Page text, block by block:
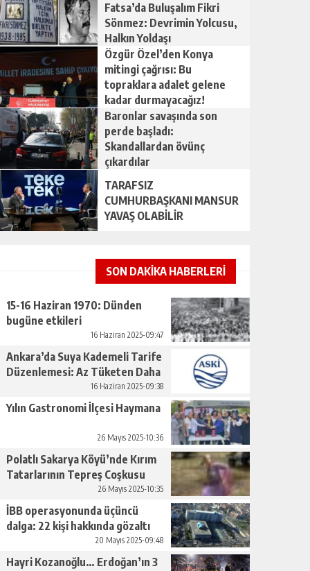
Fatsa’da Buluşalım Fikri
Sönmez: Devrimin Yolcusu,
Halkın Yoldaşı
Özgür Özel’den Konya
mitingi çağrısı: Bu
topraklara adalet gelene
kadar durmayacağız!
Baronlar savaşında son
perde başladı:
Skandallardan övünç
çıkardılar
TARAFSIZ
CUMHURBAŞKANI MANSUR
YAVAŞ OLABİLİR
SON DAKİKA HABERLERİ
15-16 Haziran 1970: Dünden
bugüne etkileri
16 Haziran 2025-09:47
Ankara’da Suya Kademeli Tarife
Düzenlemesi: Az Tüketen Daha
16 Haziran 2025-09:38
Yılın Gastronomi İlçesi Haymana
26 Mayıs 2025-10:36
Polatlı Sakarya Köyü’nde Kırım
Tatarlarının Tepreş Coşkusu
26 Mayıs 2025-10:35
İBB operasyonunda üçüncü
dalga: 22 kişi hakkında gözaltı
20 Mayıs 2025-09:48
Hayri Kozanoğlu… Erdoğan’ın 3